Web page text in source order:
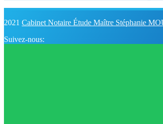
2021 Cabinet Notaire Étude Maître Stéphanie
Suivez-nous: